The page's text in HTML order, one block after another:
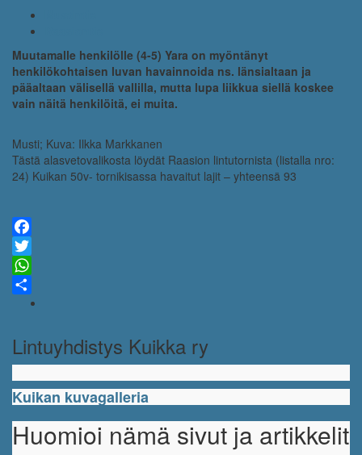
Muutamalle henkilölle (4-5) Yara on myöntänyt
henkilökohtaisen luvan havainnoida ns. länsialtaan ja
pääaltaan välisellä vallilla, mutta lupa liikkua siellä koskee
vain näitä henkilöitä, ei muita.
Musti; Kuva: Ilkka Markkanen
Tästä alasvetovalikosta löydät Raasion lintutornista (listalla nro:
24) Kuikan 50v- tornikisassa havaitut lajit – yhteensä 93
Facebook
Twitter
WhatsApp
Share
Lintuyhdistys Kuikka ry
Kuikan kuvagalleria
Huomioi nämä sivut ja artikkelit